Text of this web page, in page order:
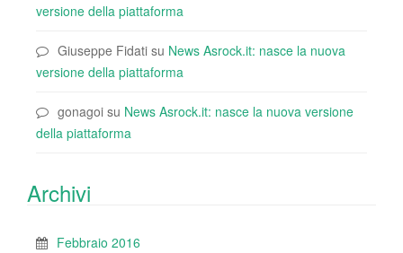
versione della piattaforma
Giuseppe Fidati su News Asrock.it: nasce la nuova
versione della piattaforma
gonagoi su News Asrock.it: nasce la nuova versione
della piattaforma
Archivi
Febbraio 2016